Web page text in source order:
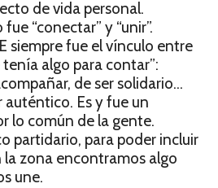
de vida personal.
“conectar” y “unir”.
siempre fue el vínculo entre
tenía algo para contar”:
de ser solidario…
Es y fue un
lo común de la gente.
partidario, para poder incluir
la zona encontramos algo
une.